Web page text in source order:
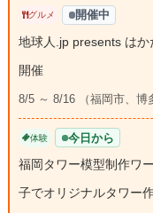
グルメ 開催中
地球人.jp presents は
開催
8/5 ～ 8/16 （福岡市、博
体験 今日から
福岡タワー模型制作ワ
子でオリジナルタワー